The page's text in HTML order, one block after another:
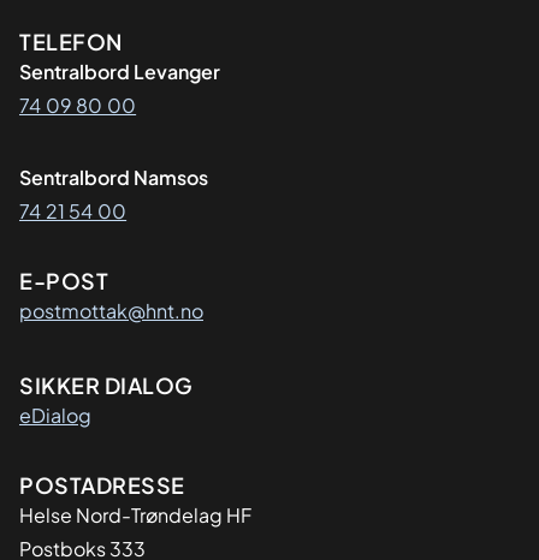
Kontaktinformasjon
TELEFON
Sentralbord Levanger
74 09 80 00
Sentralbord Namsos
74 21 54 00
E-POST
postmottak@hnt.no
SIKKER DIALOG
eDialog
Adresse
POSTADRESSE
Helse Nord-Trøndelag HF
Postboks 333